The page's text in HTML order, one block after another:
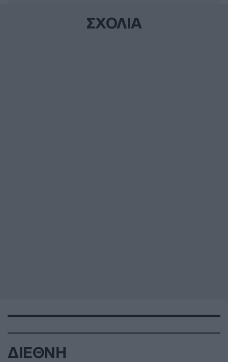
ΣΧΟΛΙΑ
ΔΙΕΘΝΗ